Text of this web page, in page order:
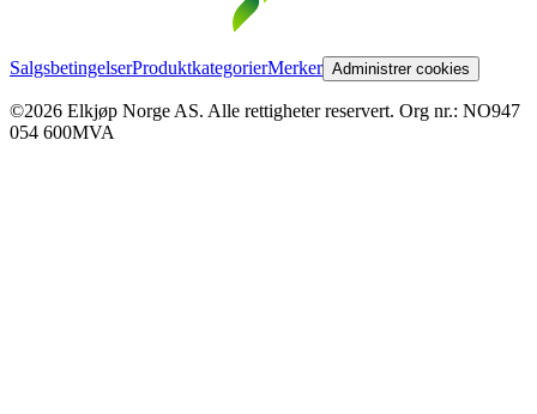
SalgsbetingelserProduktkategorierMerker Administrer cookies
©2026 Elkjøp Norge AS. Alle rettigheter reservert. Org nr.: NO947
054 600MVA